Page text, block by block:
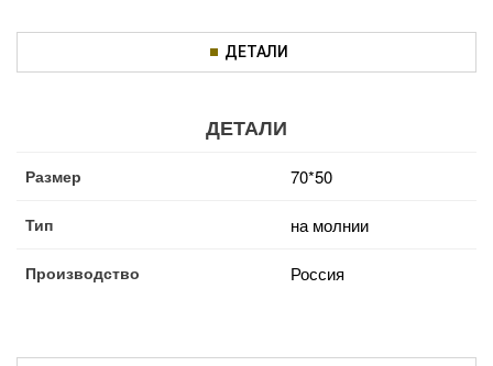
ДЕТАЛИ
ДЕТАЛИ
Размер 70*50
Тип на молнии
Производство Россия